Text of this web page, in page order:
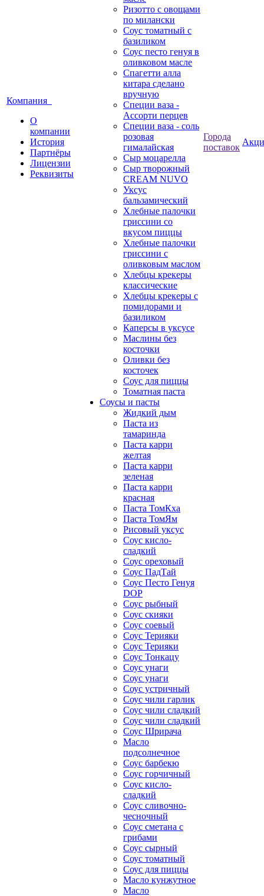
Компания
О
компании
История
Партнёры
Лицензии
Реквизиты
Ризотто с овощами
по милански
Соус томатный с
базиликом
Соус песто генуя в
оливковом масле
Спагетти алла
китара сделано
вручную
Специи ваза -
Ассорти перцев
Специи ваза - соль
розовая
гималайская
Сыр моцарелла
Сыр творожный
CREАM NUVO
Уксус
бальзамический
Хлебные палочки
гриссини со
вкусом пиццы
Хлебные палочки
гриссини с
оливковым маслом
Хлебцы крекеры
классические
Хлебцы крекеры с
помидорами и
базиликом
Каперсы в уксусе
Маслины без
косточки
Оливки без
косточек
Соус для пиццы
Томатная паста
Соусы и пасты
Жидкий дым
Паста из
тамаринда
Паста карри
желтая
Паста карри
зеленая
Паста карри
красная
Паста ТомКха
Паста ТомЯм
Рисовый уксус
Соус кисло-
сладкий
Соус ореховый
Соус ПадТай
Соус Песто Генуя
DOP
Соус рыбный
Соус скияки
Соус соевый
Соус Терияки
Соус Терияки
Соус Тонкацу
Соус унаги
Соус унаги
Соус устричный
Соус чили гарлик
Соус чили сладкий
Соус чили сладкий
Соус Шрирача
Масло
подсолнечное
Соус барбекю
Соус горчичный
Соус кисло-
сладкий
Соус сливочно-
чесночный
Соус сметана с
грибами
Соус сырный
Соус томатный
Соус для пиццы
Масло кунжутное
Масло
Города
поставок